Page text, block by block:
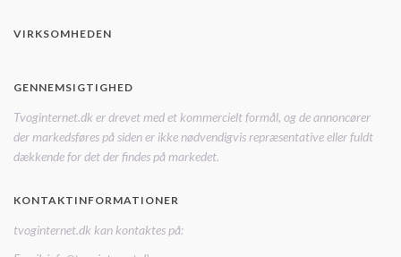
VIRKSOMHEDEN
GENNEMSIGTIGHED
Tvoginternet.dk er drevet med et kommercielt formål, og de annoncører
der markedsføres på siden er ikke nødvendigvis repræsentative eller fuldt
dækkende for det der findes på markedet.
KONTAKTINFORMATIONER
tvoginternet.dk kan kontaktes på: